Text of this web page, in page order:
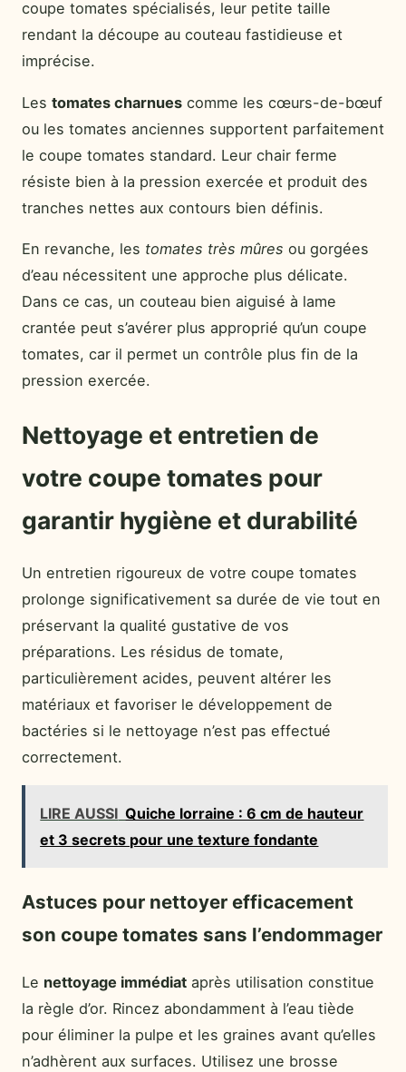
coupe tomates spécialisés, leur petite taille
rendant la découpe au couteau fastidieuse et
imprécise.
Les tomates charnues comme les cœurs-de-bœuf
ou les tomates anciennes supportent parfaitement
le coupe tomates standard. Leur chair ferme
résiste bien à la pression exercée et produit des
tranches nettes aux contours bien définis.
En revanche, les tomates très mûres ou gorgées
d’eau nécessitent une approche plus délicate.
Dans ce cas, un couteau bien aiguisé à lame
crantée peut s’avérer plus approprié qu’un coupe
tomates, car il permet un contrôle plus fin de la
pression exercée.
Nettoyage et entretien de
votre coupe tomates pour
garantir hygiène et durabilité
Un entretien rigoureux de votre coupe tomates
prolonge significativement sa durée de vie tout en
préservant la qualité gustative de vos
préparations. Les résidus de tomate,
particulièrement acides, peuvent altérer les
matériaux et favoriser le développement de
bactéries si le nettoyage n’est pas effectué
correctement.
LIRE AUSSI Quiche lorraine : 6 cm de hauteur
et 3 secrets pour une texture fondante
Astuces pour nettoyer efficacement
son coupe tomates sans l’endommager
Le nettoyage immédiat après utilisation constitue
la règle d’or. Rincez abondamment à l’eau tiède
pour éliminer la pulpe et les graines avant qu’elles
n’adhèrent aux surfaces. Utilisez une brosse